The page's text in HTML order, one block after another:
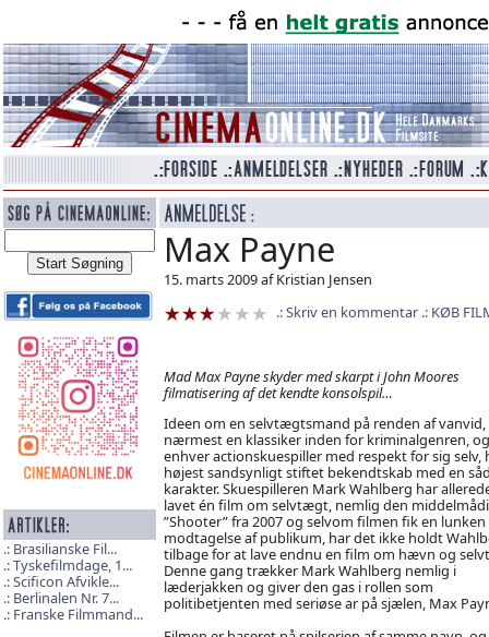
Brasilianske Fil...
Tyskefilmdage, 1...
Scificon Afvikle...
Berlinalen Nr. 7...
Franske Filmmand...
Max Payne
15. marts 2009 af Kristian Jensen
Skriv en kommentar
KØB
Mad Max Payne skyder med skarpt i John Moores
filmatisering af det kendte konsolspil…
Ideen om en selvtægtsmand på renden af vanvid,
nærmest en klassiker inden for kriminalgenren, og
enhver actionskuespiller med respekt for sig selv,
højest sandsynligt stiftet bekendtskab med en
karakter. Skuespilleren Mark Wahlberg har
lavet én film om selvtægt, nemlig den
”Shooter” fra 2007 og selvom filmen fik en lunken
modtagelse af publikum, har det ikke holdt
tilbage for at lave endnu en film om hævn og
Denne gang trækker Mark Wahlberg nemlig i
læderjakken og giver den gas i rollen som
politibetjenten med seriøse ar på sjælen, Max